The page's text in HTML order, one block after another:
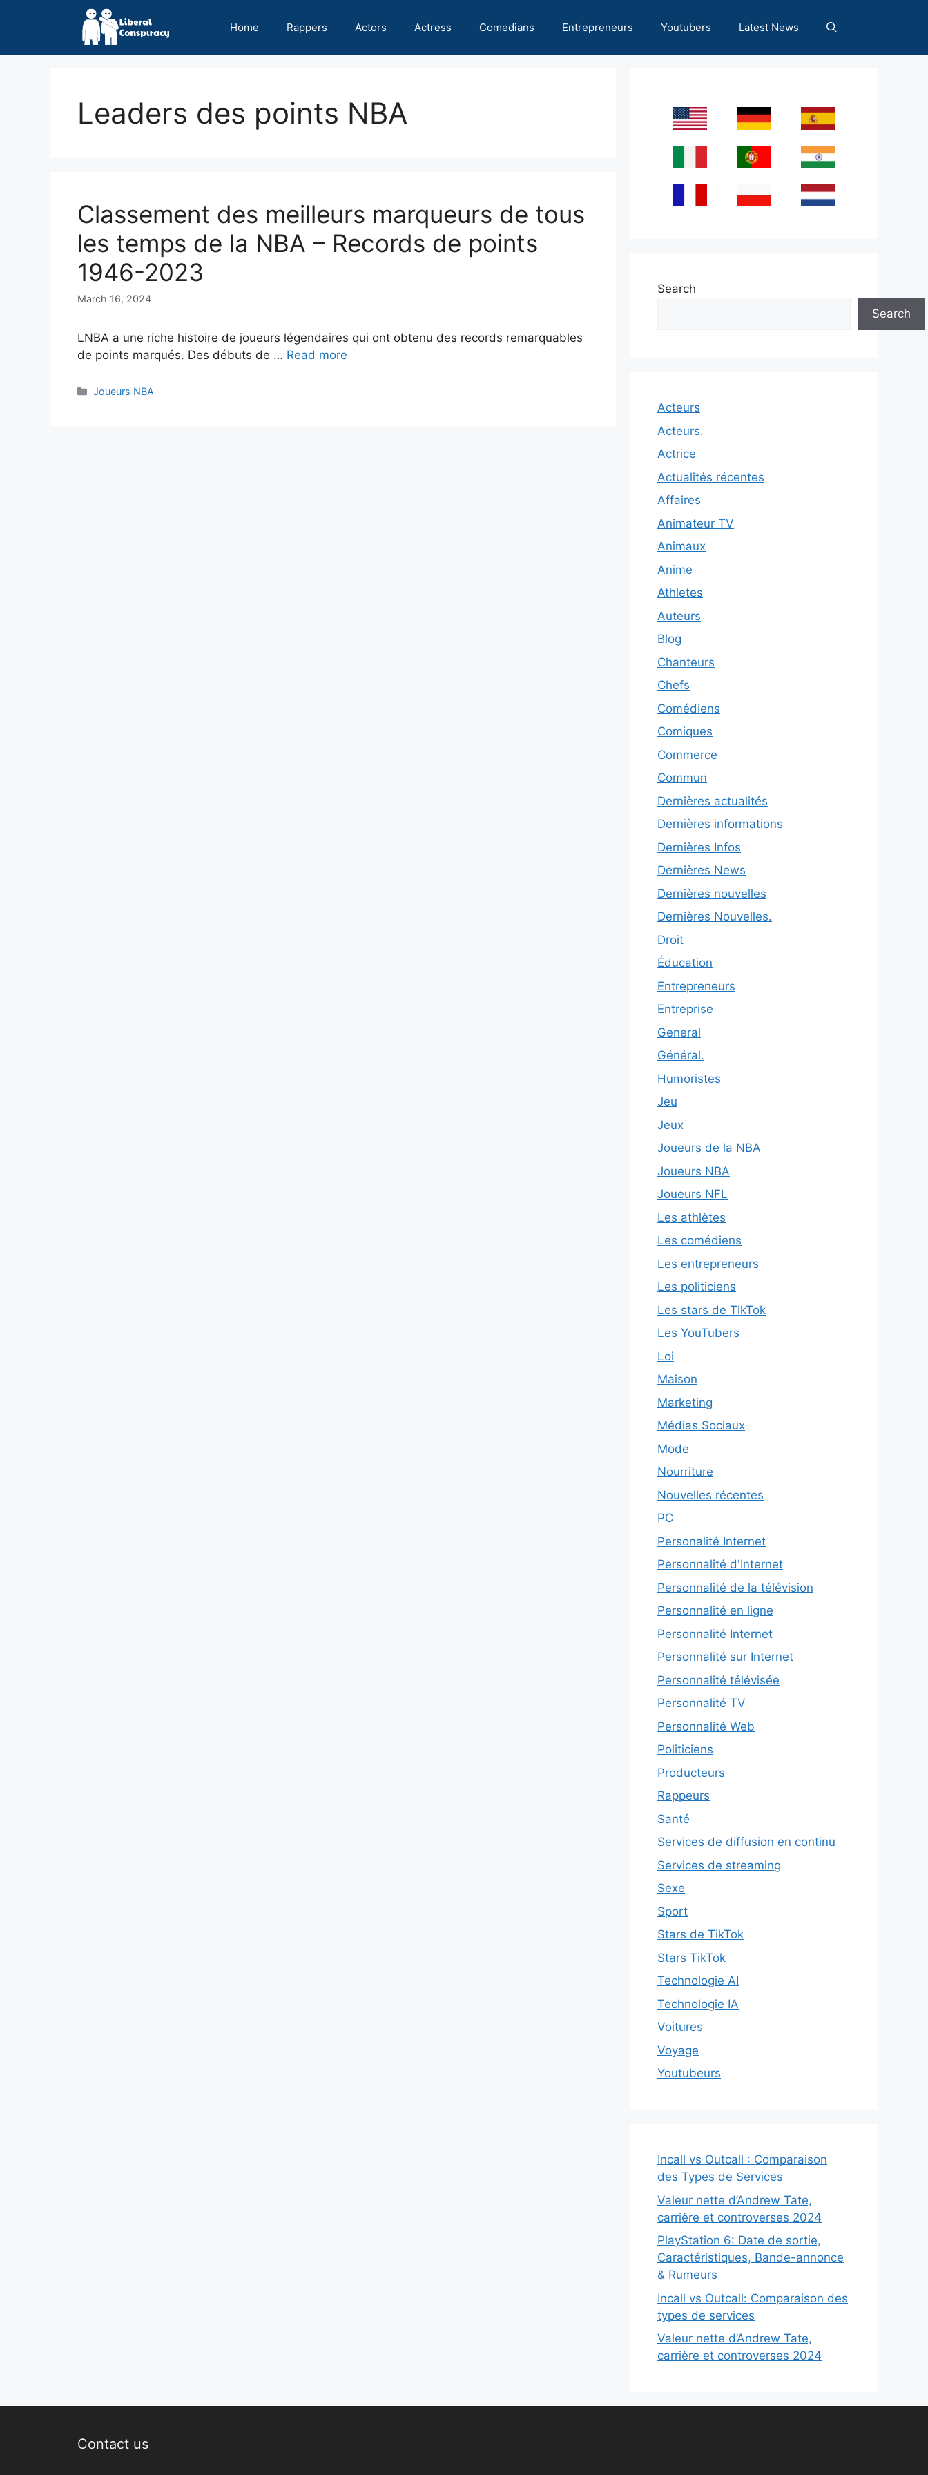
Home Rappers Actors Actress Comedians Entrepreneurs Youtubers Latest News
Leaders des points NBA
Classement des meilleurs marqueurs de tous
les temps de la NBA – Records de points
1946-2023
March 16, 2024
LNBA a une riche histoire de joueurs légendaires qui ont obtenu des records remarquables
de points marqués. Des débuts de … Read more
Categories
Joueurs NBA
Search
Search
Acteurs
Acteurs.
Actrice
Actualités récentes
Affaires
Animateur TV
Animaux
Anime
Athletes
Auteurs
Blog
Chanteurs
Chefs
Comédiens
Comiques
Commerce
Commun
Dernières actualités
Dernières informations
Dernières Infos
Dernières News
Dernières nouvelles
Dernières Nouvelles.
Droit
Éducation
Entrepreneurs
Entreprise
General
Général.
Humoristes
Jeu
Jeux
Joueurs de la NBA
Joueurs NBA
Joueurs NFL
Les athlètes
Les comédiens
Les entrepreneurs
Les politiciens
Les stars de TikTok
Les YouTubers
Loi
Maison
Marketing
Médias Sociaux
Mode
Nourriture
Nouvelles récentes
PC
Personalité Internet
Personnalité d'Internet
Personnalité de la télévision
Personnalité en ligne
Personnalité Internet
Personnalité sur Internet
Personnalité télévisée
Personnalité TV
Personnalité Web
Politiciens
Producteurs
Rappeurs
Santé
Services de diffusion en continu
Services de streaming
Sexe
Sport
Stars de TikTok
Stars TikTok
Technologie AI
Technologie IA
Voitures
Voyage
Youtubeurs
Incall vs Outcall : Comparaison
des Types de Services
Valeur nette d’Andrew Tate,
carrière et controverses 2024
PlayStation 6: Date de sortie,
Caractéristiques, Bande-annonce
& Rumeurs
Incall vs Outcall: Comparaison des
types de services
Valeur nette d’Andrew Tate,
carrière et controverses 2024
Contact us